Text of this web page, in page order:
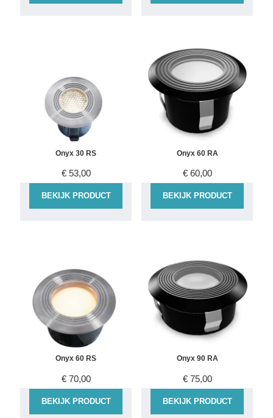
Onyx 30 RS
€ 53,00
BEKIJK PRODUCT
Onyx 60 RA
€ 60,00
BEKIJK PRODUCT
Onyx 60 RS
€ 70,00
BEKIJK PRODUCT
Onyx 90 RA
€ 75,00
BEKIJK PRODUCT